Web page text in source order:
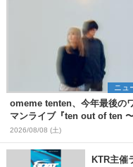
ニュ
omeme tenten、今年最後の
マンライブ『ten out of ten
one man〜』を11月に開催決
2026/08/08 (土)
KTR主催